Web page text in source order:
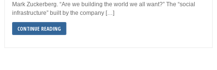
Mark Zuckerberg. “Are we building the world we all want?” The “social
infrastructure” built by the company […]
CONTINUE READING